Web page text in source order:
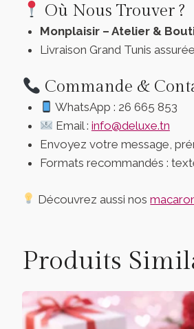
Où Nous Trouver ?
Monplaisir – Atelier &
Livraison Grand Tunis
Commande &
WhatsApp : 26 665 853
Email : info@deluxe.tn
Envoyez votre message,
Formats recommandés :
Découvrez aussi nos
Produits